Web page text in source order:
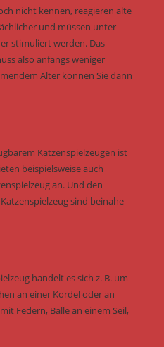
nicht kennen, reagieren alte
und müssen unter
stimuliert werden. Das
also anfangs weniger
Alter können Sie dann
Katzenspielzeugen ist
beispielsweise auch
an. Und den
sind beinahe
handelt es sich z. B. um
an einer Kordel oder an
Federn, Bälle an einem Seil,